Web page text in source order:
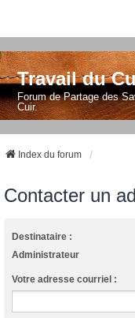
Travail du
Forum de Partage des
Cuir.
Index du forum
Contacter un
Destinataire :
Administrateur
Votre adresse courriel :